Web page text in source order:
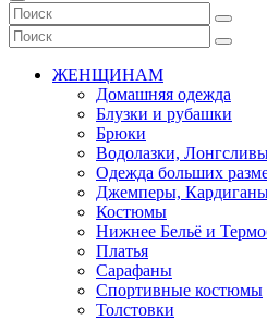
ЖЕНЩИНАМ
Домашняя одежда
Блузки и рубашки
Брюки
Водолазки,
Одежда больших
Джемперы,
Костюмы
Нижнее Бельё и
Платья
Сарафаны
Спортивные костюмы
Толстовки